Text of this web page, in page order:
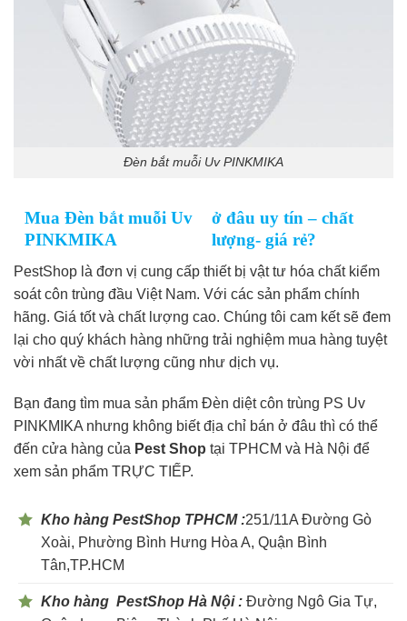
Đèn bắt muỗi Uv PINKMIKA
Mua Đèn bắt muỗi Uv
PINKMIKA
ở đâu uy tín – chất
lượng- giá rẻ?
PestShop là đơn vị cung cấp thiết bị vật tư hóa chất kiểm
soát côn trùng đầu Việt Nam. Với các sản phẩm chính
hãng. Giá tốt và chất lượng cao. Chúng tôi cam kết sẽ đem
lại cho quý khách hàng những trải nghiệm mua hàng tuyệt
vời nhất về chất lượng cũng như dịch vụ.
Bạn đang tìm mua sản phẩm Đèn diệt côn trùng PS Uv
PINKMIKA nhưng không biết địa chỉ bán ở đâu thì có thể
đến cửa hàng của Pest Shop tại TPHCM và Hà Nội để
xem sản phẩm TRỰC TIẾP.
Kho hàng PestShop TPHCM :251/11A Đường Gò
Xoài, Phường Bình Hưng Hòa A, Quận Bình
Tân,TP.HCM
Kho hàng PestShop Hà Nội : Đường Ngô Gia Tự,